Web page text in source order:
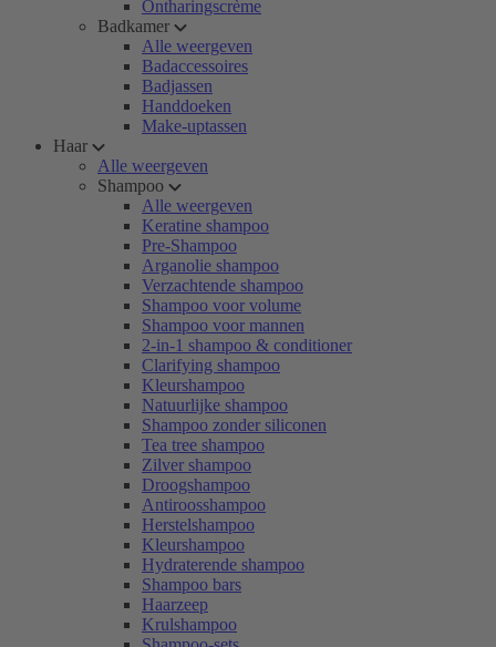
Ontharingscrème
Badkamer
Alle weergeven
Badaccessoires
Badjassen
Handdoeken
Make-uptassen
Haar
Alle weergeven
Shampoo
Alle weergeven
Keratine shampoo
Pre-Shampoo
Arganolie shampoo
Verzachtende shampoo
Shampoo voor volume
Shampoo voor mannen
2-in-1 shampoo & conditioner
Clarifying shampoo
Kleurshampoo
Natuurlijke shampoo
Shampoo zonder siliconen
Tea tree shampoo
Zilver shampoo
Droogshampoo
Antiroosshampoo
Herstelshampoo
Kleurshampoo
Hydraterende shampoo
Shampoo bars
Haarzeep
Krulshampoo